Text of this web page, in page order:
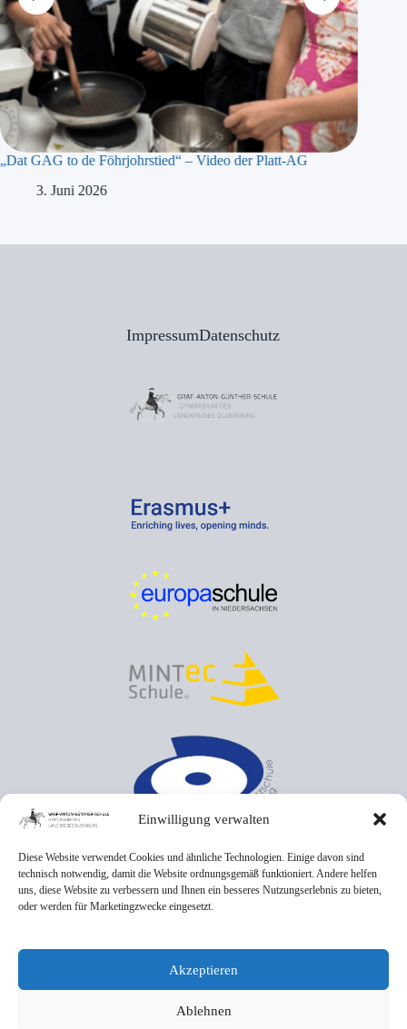
Einwilligung verwalten
Diese Website verwendet Cookies und ähnliche Technologien. Einige davon sind
technisch notwendig, damit die Website ordnungsgemäß funktioniert. Andere helfen
uns, diese Website zu verbessern und Ihnen ein besseres Nutzungserlebnis zu bieten,
oder werden für Marketingzwecke eingesetzt.
Akzeptieren
Ablehnen
„Dat GAG to de Föhrjohrstied“ – Video der Platt-AG
3. Juni 2026
ImpressumDatenschutz